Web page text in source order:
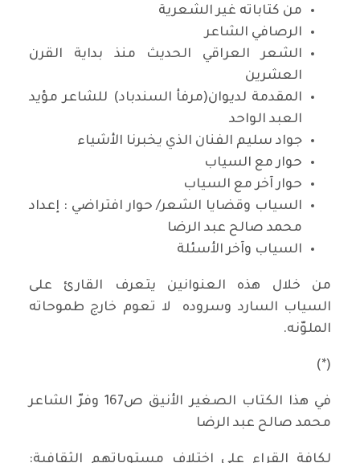
من كتاباته غير الشعرية
الرصافي الشاعر
الشعر العراقي الحديث منذ بداية القرن
العشرين
المقدمة لديوان(مرفأ السندباد) للشاعر مؤيد
العبد الواحد
جواد سليم الفنان الذي يخبرنا الأشياء
حوار مع السياب
حوار آخر مع السياب
السياب وقضايا الشعر/ حوار افتراضي : إعداد
محمد صالح عبد الرضا
السياب وآخر الأسئلة
من خلال هذه العنوانين يتعرف القارئ على
السياب السارد وسروده لا تعوم خارج طموحاته
الملوّنه.
(*)
في هذا الكتاب الصغير الأنيق ص167 وفرّ الشاعر
محمد صالح عبد الرضا
لكافة القراء على اختلاف مستوياتهم الثقافية: